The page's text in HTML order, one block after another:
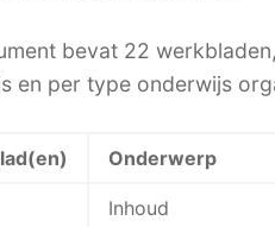
bevat 22
en per type onderwijs
Onderwerp
Inhoud